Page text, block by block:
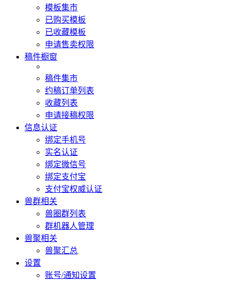
模板集市
已购买模板
已收藏模板
申请售卖权限
稿件橱窗
稿件集市
约稿订单列表
收藏列表
申请接稿权限
信息认证
绑定手机号
实名认证
绑定微信号
绑定支付宝
支付宝权威认证
兽群相关
兽圈群列表
群机器人管理
兽聚相关
兽聚汇总
设置
账号/通知设置